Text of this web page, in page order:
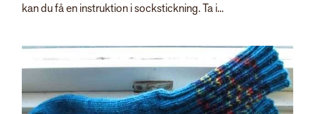
kan du få en instruktion i sockstickning. Ta i...